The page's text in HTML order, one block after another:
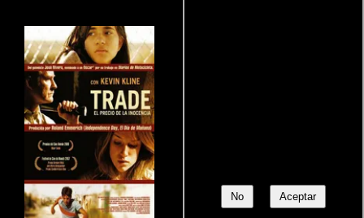
No Aceptar